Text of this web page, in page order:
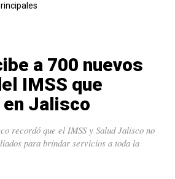
a 700 nuevos
IMSS que
en Jalisco
recordó que el IMSS y Salud Jalisco no
para brindar servicios a toda la